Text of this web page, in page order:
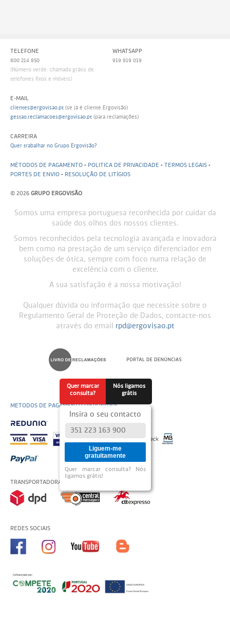
TELEFONE
800 214 850
(Número verde: chamada grátis de
telefones fixos e móveis)
WHATSAPP
919 919 019
E-MAIL
clientes@ergovisao.pt (se já é cliente Ergovisão)
gestao.reclamacoes@ergovisao.pt (para reclamações)
CARREIRA
Quer trabalhar no Grupo Ergovisão?
MÉTODOS DE PAGAMENTO - POLITICA DE PRIVACIDADE - TERMOS LEGAIS -
PORTES DE ENVIO - RESOLUÇÃO DE LITÍGIOS
© 2026 GRUPO ERGOVISÃO
Somos uma empresa portuguesa reconhecida por cuidar da
saúde dos olhos dos nossos clientes.
Somos reconhecidos pela tecnologia avançada e inovadora
bem como na prestação de um serviço diferenciador em
soluções de ótica, sempre com foco numa relação de
excelência com o cliente.
A sua satisfação é a nossa motivação!
Qualquer dúvida ou informação que necessite sobre o
Regulamento Geral de Proteção de Dados, contacte-nos
através do email
rpd@ergovisao.pt
METODOS DE PAGAMENTO DISPONÍVEIS
TRANSPORTADORAS USADAS
REDES SOCIAIS
Quer marcar
consulta?
Nós ligamos
grátis
Insira o seu contacto
Liguem-me
gratuitamente
Quer marcar consulta? Nós
ligamos grátis!